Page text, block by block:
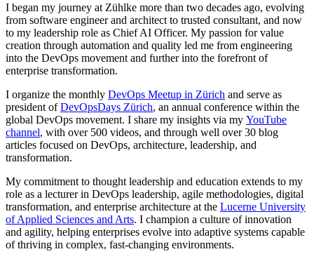
I began my journey at Zühlke more than two decades ago, evolving
from software engineer and architect to trusted consultant, and now
to my leadership role as Chief AI Officer. My passion for value
creation through automation and quality led me from engineering
into the DevOps movement and further into the forefront of
enterprise transformation.
I organize the monthly DevOps Meetup in Zürich and serve as
president ofDevOpsDays Zürich, an annual conference within the
global DevOps movement. I share my insights via my YouTube
channel, with over 500 videos, and through well over 30 blog
articles focused on DevOps, architecture, leadership, and
transformation.
My commitment to thought leadership and education extends to my
role as a lecturer in DevOps leadership, agile methodologies, digital
transformation, and enterprise architecture at the Lucerne University
of Applied Sciences and Arts. I champion a culture of innovation
and agility, helping enterprises evolve into adaptive systems capable
of thriving in complex, fast-changing environments.